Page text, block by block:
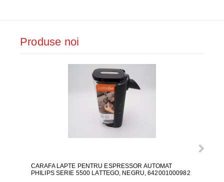
Produse noi
CARAFA LAPTE PENTRU ESPRESSOR AUTOMAT
PHILIPS SERIE 5500 LATTEGO, NEGRU, 642001000982